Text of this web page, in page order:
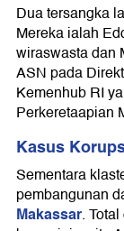
Dua tersangka
Mereka ialah
wiraswasta dan
ASN pada
Kemenhub RI
Perkeretaapian
Kasus
Sementara
pembangunan
Makassar.